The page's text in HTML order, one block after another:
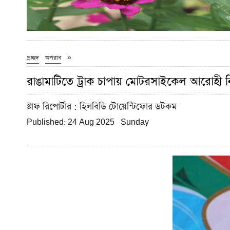
প্রচ্ছদ »
অপরাধ
রাঙামাটিতে ট্রাক চাপায় মোটরসাইকেল আরোহী
ষ্টাফ রিপোর্টার: হিলবিডি টোয়েন্টিফোর ডটকম
Published: 24 Aug 2025 Sunday